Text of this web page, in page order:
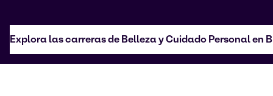
Explora las carreras de Belleza y Cuidado Personal en